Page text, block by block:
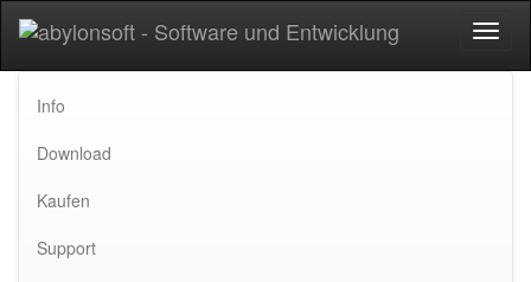
Info
Download
Kaufen
Support